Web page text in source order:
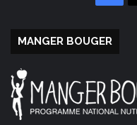
MANGER BOUGER